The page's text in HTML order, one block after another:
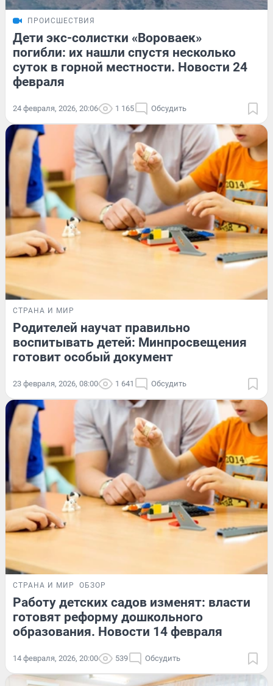
ПРОИСШЕСТВИЯ
Дети экс-солистки «Вороваек»
погибли: их нашли спустя несколько
суток в горной местности. Новости 24
февраля
24 февраля, 2026, 20:06 1 165 Обсудить
СТРАНА И МИР
Родителей научат правильно
воспитывать детей: Минпросвещения
готовит особый документ
23 февраля, 2026, 08:00 1 641 Обсудить
СТРАНА И МИР ОБЗОР
Работу детских садов изменят: власти
готовят реформу дошкольного
образования. Новости 14 февраля
14 февраля, 2026, 20:00 539 Обсудить